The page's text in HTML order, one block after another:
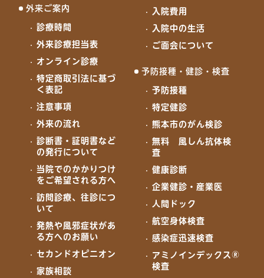
外来ご案内
診療時間
外来診療担当表
オンライン診療
特定商取引法に基づ
く表記
注意事項
外来の流れ
診断書・証明書など
の発行について
当院でのかかりつけ
をご希望される方へ
訪問診療、往診につ
いて
発熱や風邪症状があ
る方へのお願い
セカンドオピニオン
家族相談
入院費用
入院中の生活
ご面会について
予防接種・健診・検査
予防接種
特定健診
熊本市のがん検診
無料 風しん抗体検
査
健康診断
企業健診・産業医
人間ドック
航空身体検査
感染症迅速検査
アミノインデックス®
検査